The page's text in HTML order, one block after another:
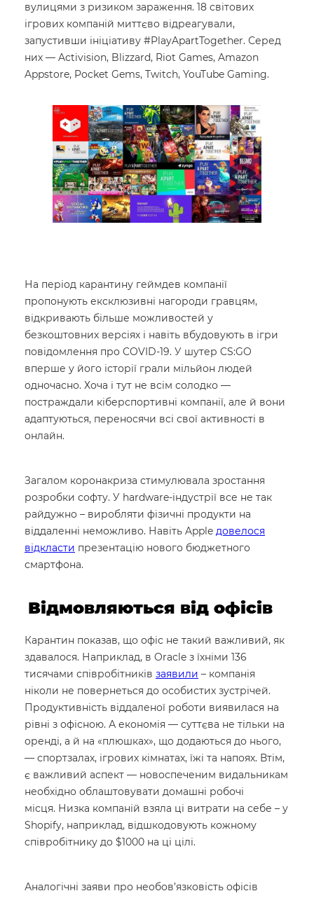
вулицями з ризиком зараження. 18 світових
ігрових компаній миттєво відреагували,
запустивши ініціативу #PlayApartTogether. Серед
них — Activision, Blizzard, Riot Games, Amazon
Appstore, Pocket Gems, Twitch, YouTube Gaming.
На період карантину геймдев компанії
пропонують ексклюзивні нагороди гравцям,
відкривають більше можливостей у
безкоштовних версіях і навіть вбудовують в ігри
повідомлення про COVID-19. У шутер CS:GO
вперше у його історії грали мільйон людей
одночасно. Хоча і тут не всім солодко —
постраждали кіберспортивні компанії, але й вони
адаптуються, переносячи всі свої активності в
онлайн.
Загалом коронакриза стимулювала зростання
розробки софту. У hardware-індустрії все не так
райдужно – виробляти фізичні продукти на
віддаленні неможливо. Навіть Apple довелося
відкласти презентацію нового бюджетного
смартфона.
Відмовляються від офісів
Карантин показав, що офіс не такий важливий, як
здавалося. Наприклад, в Oracle з їхніми 136
тисячами співробітників заявили – компанія
ніколи не повернеться до особистих зустрічей.
Продуктивність віддаленої роботи виявилася на
рівні з офісною. А економія — суттєва не тільки на
оренді, а й на «плюшках», що додаються до нього,
— спортзалах, ігрових кімнатах, їжі та напоях. Втім,
є важливий аспект — новоспеченим видальникам
необхідно облаштовувати домашні робочі
місця. Низка компаній взяла ці витрати на себе – у
Shopify, наприклад, відшкодовують кожному
співробітнику до $1000 на ці цілі.
Аналогічні заяви про необов’язковість офісів